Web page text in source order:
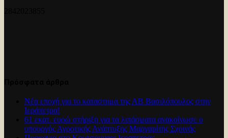
Νέα εποχή για το καταστημα της ΑΒ Βασιλόπουλος στην
Ιεράπετρα!
61 εκατ. ευρώ στήριξη για τα λιπάσματα ανακοίνωσε ο
υπουργός Αγροτικής Ανάπτυξης Μαργαρίτης Σχοινάς